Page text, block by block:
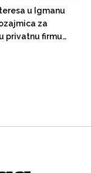
u Igmanu
za
privatnu firmu